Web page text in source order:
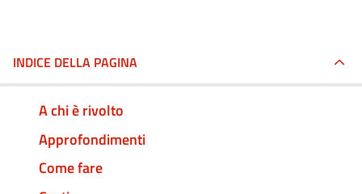
INDICE DELLA PAGINA
A chi è rivolto
Approfondimenti
Come fare